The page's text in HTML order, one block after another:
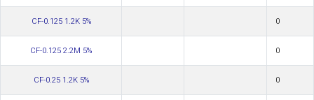
CF-0.125 1.2K 5% 0
CF-0.125 2.2M 5% 0
CF-0.25 1.2K 5% 0